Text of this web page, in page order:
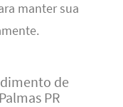
manter sua
de
PR